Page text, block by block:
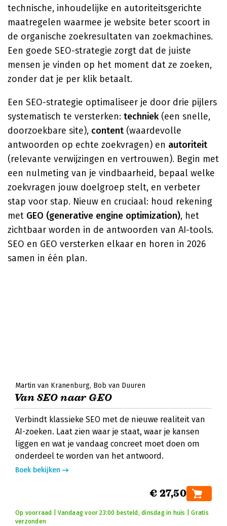
technische, inhoudelijke en autoriteitsgerichte
maatregelen waarmee je website beter scoort in
de organische zoekresultaten van zoekmachines.
Een goede SEO-strategie zorgt dat de juiste
mensen je vinden op het moment dat ze zoeken,
zonder dat je per klik betaalt.
Een SEO-strategie optimaliseer je door drie pijlers
systematisch te versterken: techniek (een snelle,
doorzoekbare site), content (waardevolle
antwoorden op echte zoekvragen) en autoriteit
(relevante verwijzingen en vertrouwen). Begin met
een nulmeting van je vindbaarheid, bepaal welke
zoekvragen jouw doelgroep stelt, en verbeter
stap voor stap. Nieuw en cruciaal: houd rekening
met GEO (generative engine optimization), het
zichtbaar worden in de antwoorden van AI-tools.
SEO en GEO versterken elkaar en horen in 2026
samen in één plan.
Martin van Kranenburg Bob van Duuren
Van SEO naar GEO
Verbindt klassieke SEO met de nieuwe realiteit van
AI-zoeken. Laat zien waar je staat, waar je kansen
liggen en wat je vandaag concreet moet doen om
onderdeel te worden van het antwoord.
Boek bekijken
€ 27,50
Op voorraad | Vandaag voor 23:00 besteld, dinsdag in huis | Gratis
verzonden